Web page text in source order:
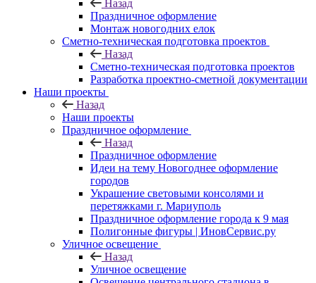
Назад
Праздничное оформление
Монтаж новогодних елок
Сметно-техническая подготовка проектов
Назад
Сметно-техническая подготовка проектов
Разработка проектно-сметной документации
Наши проекты
Назад
Наши проекты
Праздничное оформление
Назад
Праздничное оформление
Идеи на тему Новогоднее оформление
городов
Украшение световыми консолями и
перетяжками г. Мариуполь
Праздничное оформление города к 9 мая
Полигонные фигуры | ИновСервис.ру
Уличное освещение
Назад
Уличное освещение